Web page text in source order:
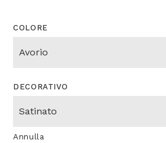
COLORE
DECORATIVO
Annulla